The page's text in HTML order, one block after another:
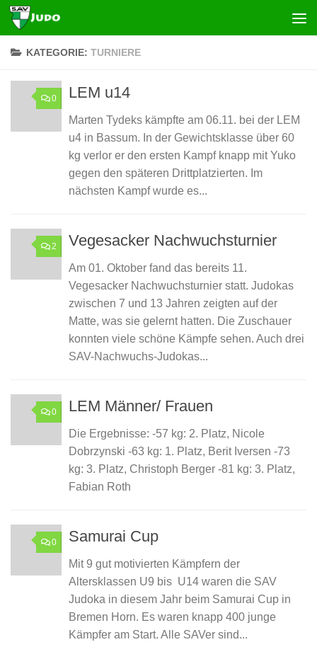
Zum Inhalt springen
KATEGORIE: TURNIERE
0 LEM u14
Marten Tydeks kämpfte am 06.11. bei der LEM
u4 in Bassum. In der Gewichtsklasse über 60
kg verlor er den ersten Kampf knapp mit Yuko
gegen den späteren Drittplatzierten. Im
nächsten Kampf wurde es...
2 Vegesacker Nachwuchsturnier
Am 01. Oktober fand das bereits 11.
Vegesacker Nachwuchsturnier statt. Judokas
zwischen 7 und 13 Jahren zeigten auf der
Matte, was sie gelernt hatten. Die Zuschauer
konnten viele schöne Kämpfe sehen. Auch drei
SAV-Nachwuchs-Judokas...
0 LEM Männer/ Frauen
Die Ergebnisse: -57 kg: 2. Platz, Nicole
Dobrzynski -63 kg: 1. Platz, Berit Iversen -73
kg: 3. Platz, Christoph Berger -81 kg: 3. Platz,
Fabian Roth
0 Samurai Cup
Mit 9 gut motivierten Kämpfern der
Altersklassen U9 bis U14 waren die SAV
Judoka in diesem Jahr beim Samurai Cup in
Bremen Horn. Es waren knapp 400 junge
Kämpfer am Start. Alle SAVer sind...